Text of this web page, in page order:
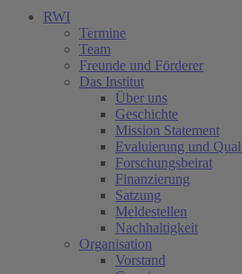
RWI
Termine
Team
Freunde und Förderer
Das Institut
Über uns
Geschichte
Mission Statement
Evaluierung und
Forschungsbeirat
Finanzierung
Satzung
Meldestellen
Nachhaltigkeit
Organisation
Vorstand